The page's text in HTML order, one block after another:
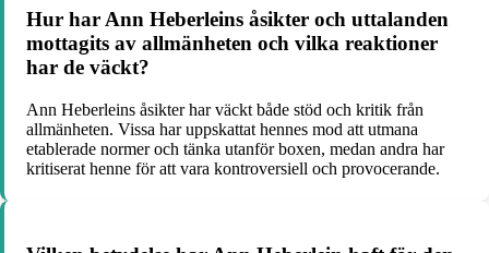
Hur har Ann Heberleins åsikter och uttalanden
mottagits av allmänheten och vilka reaktioner
har de väckt?
Ann Heberleins åsikter har väckt både stöd och kritik från
allmänheten. Vissa har uppskattat hennes mod att utmana
etablerade normer och tänka utanför boxen, medan andra har
kritiserat henne för att vara kontroversiell och provocerande.